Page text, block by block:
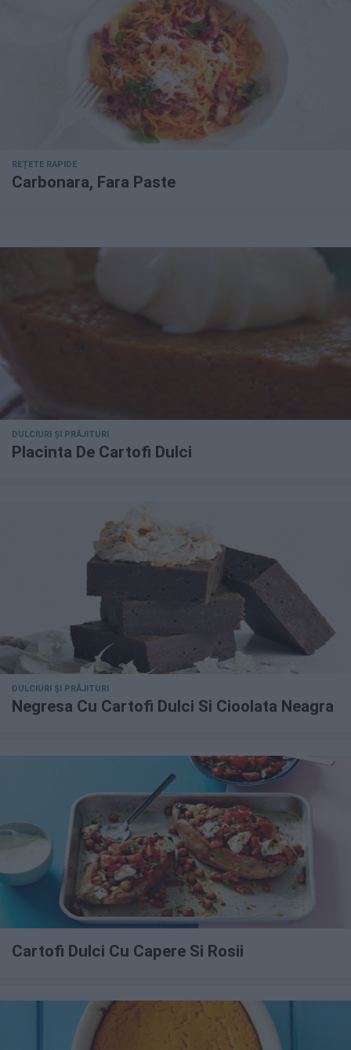
REȚETE RAPIDE
Carbonara, Fara Paste
DULCIURI ȘI PRĂJITURI
Placinta De Cartofi Dulci
DULCIURI ȘI PRĂJITURI
Negresa Cu Cartofi Dulci Si Cioolata Neagra
Cartofi Dulci Cu Capere Si Rosii